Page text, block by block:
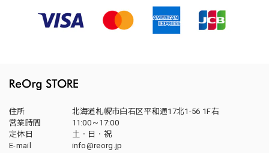
住所
北海道札幌市白石区平和通17北1-56 1F右
営業時間
11:00～17:00
定休日
土・日・祝
E-mail
info@reorg.jp